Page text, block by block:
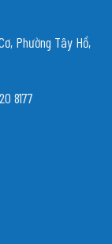
Phường Tây Hồ,
8177